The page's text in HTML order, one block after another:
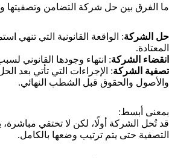
ما الفرق بين حل شركة التضامن وتصفيتها
حل الشركة: الواقعة القانونية التي تنهي
المعتادة.
انقضاء الشركة: انتهاء وجودها القانوني
تصفية الشركة: الإجراءات التي تأتي بعد
والأصول والحقوق قبل الشطب النهائي.
بمعنى أبسط:
قد تُحل الشركة أولًا، لكن لا تختفي
التصفية حتى يتم ترتيب وضعها بالكامل.